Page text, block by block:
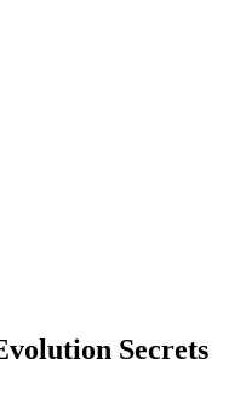
Secrets